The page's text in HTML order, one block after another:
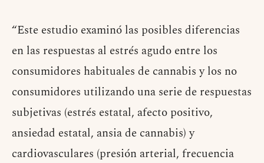
“Este estudio examinó las posibles diferencias
en las respuestas al estrés agudo entre los
consumidores habituales de cannabis y los no
consumidores utilizando una serie de respuestas
subjetivas (estrés estatal, afecto positivo,
ansiedad estatal, ansia de cannabis) y
cardiovasculares (presión arterial, frecuencia